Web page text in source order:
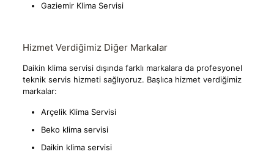
Gaziemir Klima Servisi
Hizmet Verdiğimiz Diğer Markalar
Daikin klima servisi dışında farklı markalara da profesyonel
teknik servis hizmeti sağlıyoruz. Başlıca hizmet verdiğimiz
markalar:
Arçelik Klima Servisi
Beko klima servisi
Daikin klima servisi